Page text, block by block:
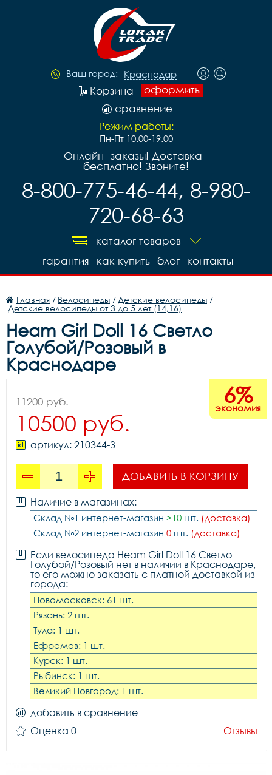
Ваш город: Краснодар
оформить
Корзина
сравнение
Режим работы:
Пн-Пт 10.00-19.00
Онлайн- заказы! Доставка -
бесплатно! Звоните!
8-800-775-46-44, 8-980-
720-68-63
каталог товаров
контакты
блог
как купить
гарантия
Главная / Велосипеды / Детские велосипеды /
Детские велосипеды от 3 до 5 лет (14,16)
Heam Girl Doll 16 Светло
Голубой/Розовый в
Краснодаре
6%
экономия
11200 руб.
10500 руб.
артикул: 210344-3
ДОБАВИТЬ В КОРЗИНУ
Наличие в магазинах:
Склад №1 интернет-магазин >10 шт. (доставка)
Склад №2 интернет-магазин 0 шт. (доставка)
Если велосипеда Heam Girl Doll 16 Светло
Голубой/Розовый нет в наличии в Краснодаре,
то его можно заказать с платной доставкой из
города:
Новомосковск: 61 шт.
Рязань: 2 шт.
Тула: 1 шт.
Ефремов: 1 шт.
Курск: 1 шт.
Рыбинск: 1 шт.
Великий Новгород: 1 шт.
добавить в сравнение
Оценка 0
Отзывы